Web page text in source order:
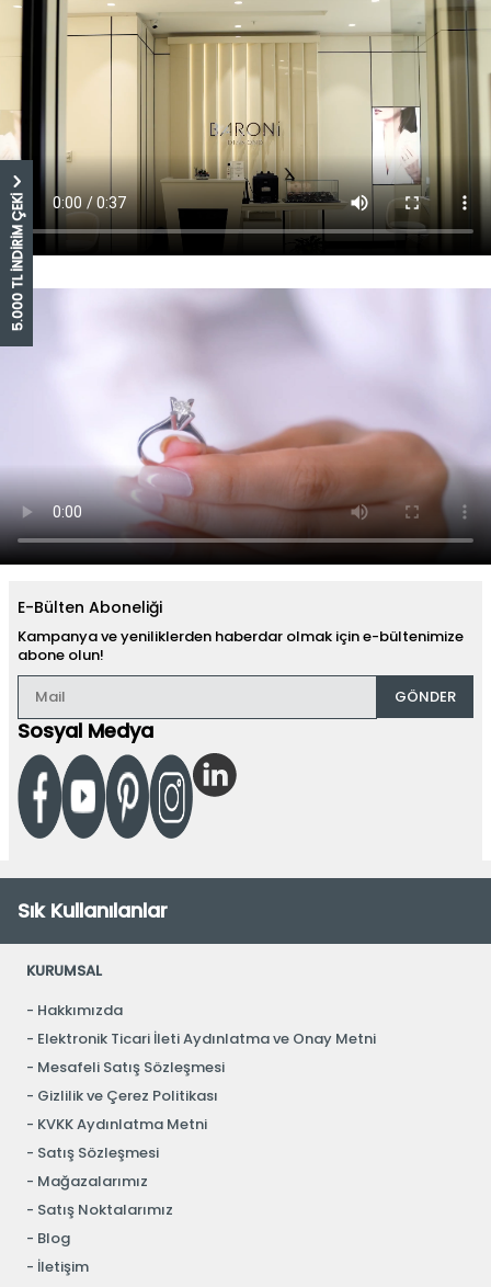
5.000 TL İNDİRİM ÇEKİ
E-Bülten Aboneliği
Kampanya ve yeniliklerden haberdar olmak için e-bültenimize
abone olun!
GÖNDER
Sosyal Medya
Sık Kullanılanlar
KURUMSAL
Hakkımızda
Elektronik Ticari İleti Aydınlatma ve Onay Metni
Mesafeli Satış Sözleşmesi
Gizlilik ve Çerez Politikası
KVKK Aydınlatma Metni
Satış Sözleşmesi
Mağazalarımız
Satış Noktalarımız
Blog
İletişim